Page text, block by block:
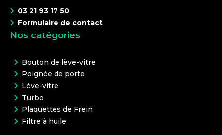
03 21 93 17 50
Formulaire de contact
Nos catégories
Bouton de lève-vitre
Poignée de porte
Lève-vitre
Turbo
Plaquettes de Frein
Filtre à huile